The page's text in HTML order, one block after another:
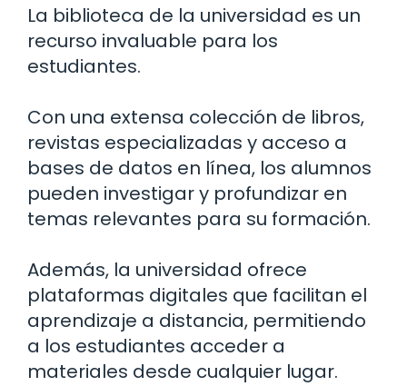
La biblioteca de la universidad es un
recurso invaluable para los
estudiantes.
Con una extensa colección de libros,
revistas especializadas y acceso a
bases de datos en línea, los alumnos
pueden investigar y profundizar en
temas relevantes para su formación.
Además, la universidad ofrece
plataformas digitales que facilitan el
aprendizaje a distancia, permitiendo
a los estudiantes acceder a
materiales desde cualquier lugar.